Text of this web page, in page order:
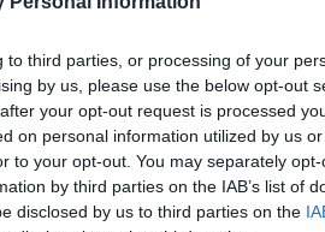
third parties, or processing of your
by us, please use the below opt-out
your opt-out request is processed
on personal information utilized by us
to your opt-out. You may separately
by third parties on the IAB’s list of
disclosed by us to third parties on the